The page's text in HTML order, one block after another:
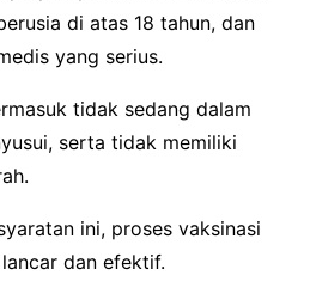
di atas 18 tahun, dan
yang serius.
tidak sedang dalam
serta tidak memiliki
ini, proses vaksinasi
dan efektif.